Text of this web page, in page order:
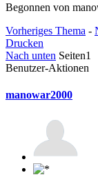
Begonnen von
Vorheriges Thema -
Drucken
Nach unten Seiten1
Benutzer-Aktionen
manowar2000